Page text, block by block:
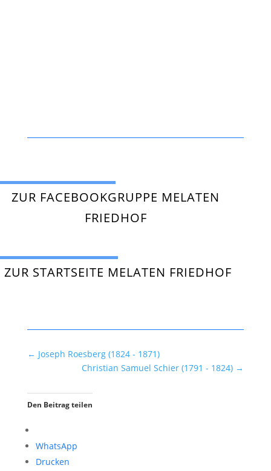
ZUR FACEBOOKGRUPPE MELATEN
FRIEDHOF
ZUR STARTSEITE MELATEN FRIEDHOF
← Joseph Roesberg (1824 - 1871)
Christian Samuel Schier (1791 - 1824) →
Den Beitrag teilen
WhatsApp
Drucken